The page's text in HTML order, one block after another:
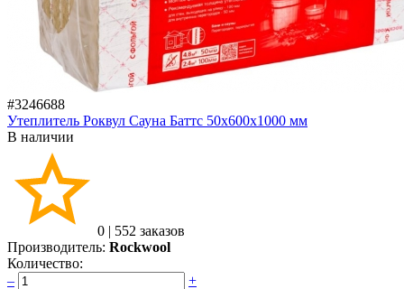
#3246688
Утеплитель Роквул Сауна Баттс 50х600х1000 мм
В наличии
0 | 552 заказов
Производитель: Rockwool
Количество:
–
+